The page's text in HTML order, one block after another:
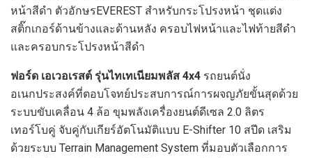
หน้าสีดำ ตัวอักษรEVEREST สำหรับกระโปรงหน้า ชุดแต่ง
สติ๊กเกอร์ด้านข้างและด้านหลัง ครอบไฟหน้าและไฟท้ายสีดำ
และครอบกระโปรงหน้าสีดำ
ฟอร์ด เอเวอเรสต์ รุ่นไทเทเนียมพลัส 4x4 รถยนต์นั่ง
อเนกประสงค์ที่ตอบโจทย์ประสบการณ์การผจญภัยขั้นสุดด้วย
ระบบขับเคลื่อน 4 ล้อ ขุมพลังเครื่องยนต์ดีเซล 2.0 ลิตร
เทอร์โบคู่ จับคู่กับเกียร์อัตโนมัติแบบ E-Shifter 10 สปีด เสริม
ด้วยระบบ Terrain Management System ที่มอบตัวเลือกการ